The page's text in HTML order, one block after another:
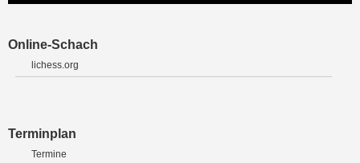
Online-Schach
lichess.org
Terminplan
Termine